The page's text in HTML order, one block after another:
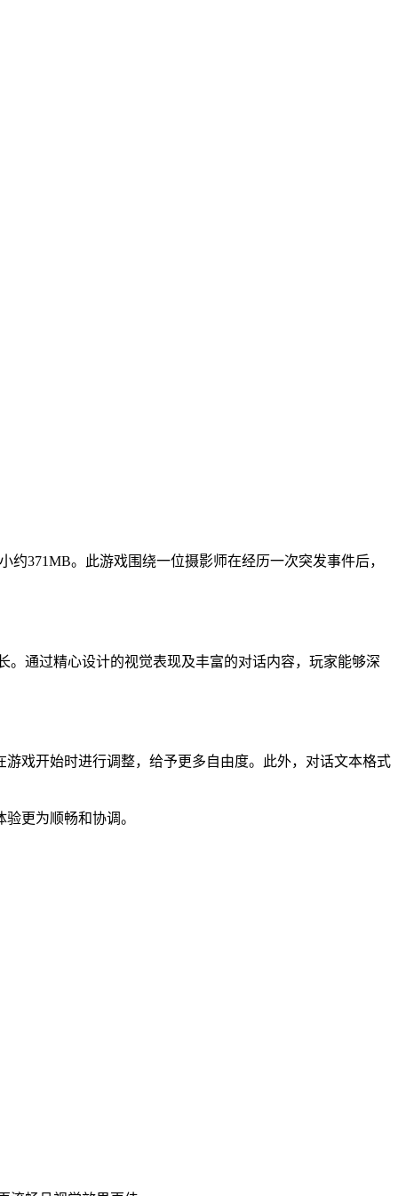
约371MB。此游戏围绕一位摄影师在经历一次突发事件后，
通过精心设计的视觉表现及丰富的对话内容，玩家能够深
戏开始时进行调整，给予更多自由度。此外，对话文本格式
更为顺畅和协调。